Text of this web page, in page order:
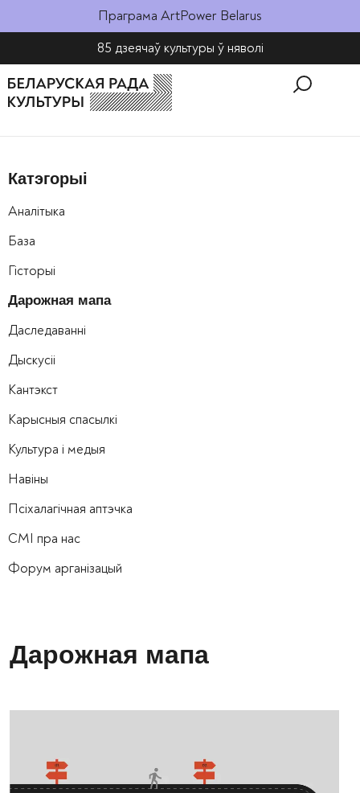
Праграма ArtPower Belarus
85 дзеячаў культуры ў няволі​
Дарожная мапа
Катэгорыі
Аналітыка
База
Гісторыі
Дарожная мапа
Даследаванні
Дыскусіі
Кантэкст
Карысныя спасылкі
Культура і медыя
Навіны
Псіхалагічная аптэчка
СМІ пра нас
Форум арганізацый